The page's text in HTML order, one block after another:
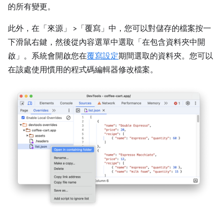
的所有變更。
此外，在「來源」 >「覆寫」 中，您可以對儲存的檔案按一
下滑鼠右鍵，然後從內容選單中選取「在包含資料夾中開
啟」 。系統會開啟您在覆寫設定期間選取的資料夾。您可以
在該處使用慣用的程式碼編輯器修改檔案。